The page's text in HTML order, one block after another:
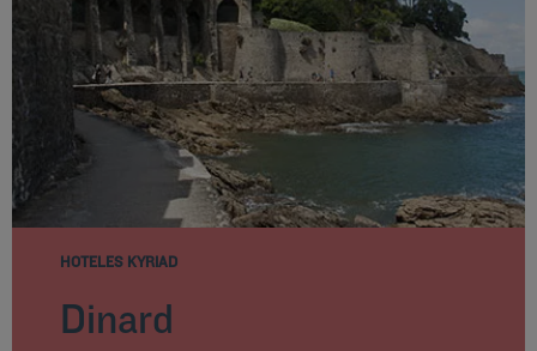
HOTELES KYRIAD
Dinard